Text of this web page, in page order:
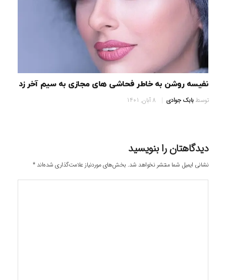
نفیسه روشن به خاطر فحاشی های مجازی به سیم آخر زد
توسطبابک جوادی 8 آبان, 1401
دیدگاهتان را بنویسید
نشانی ایمیل شما منتشر نخواهد شد. بخش‌های موردنیاز علامت‌گذاری شده‌اند*